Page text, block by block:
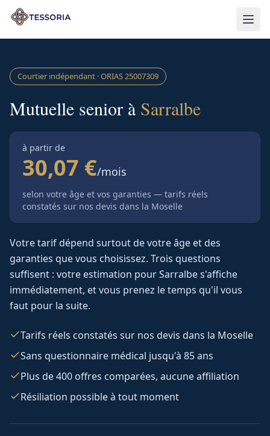
Aller au contenu principal
Courtier indépendant · ORIAS25007309
Mutuelle senior à Sarralbe
à partir de
30,07 €/mois
selon votre âge et vos garanties — tarifs réels
constatés sur nos devis dans la Moselle
Votre tarif dépend surtout de votre âge et des
garanties que vous choisissez. Trois questions
suffisent : votre estimation pourSarralbes'affiche
immédiatement, et vous prenez le temps qu'il vous
faut pour la suite.
Tarifs réels constatés sur nos devis dans la Moselle
Sans questionnaire médical jusqu'à 85 ans
Plus de 400 offres comparées, aucune affiliation
Résiliation possible à tout moment